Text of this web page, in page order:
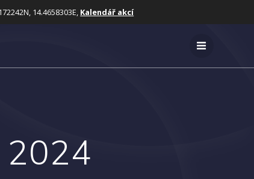
14.4658303E, Kalendář akcí
2024